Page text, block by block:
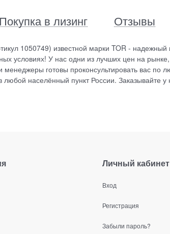
Покупка в лизинг Отзывы
1050749) известной марки TOR - надежный
условиях! У нас одни из лучших цен на
готовы проконсультировать вас по
населённый пункт России. Заказывайте у
Личный кабинет
Вход
Регистрация
Забыли пароль?